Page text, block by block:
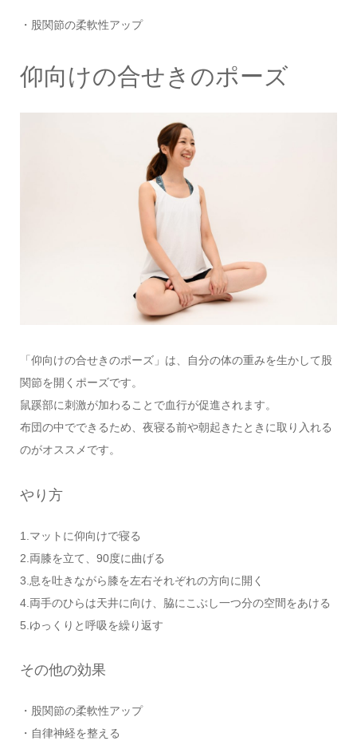
・股関節の柔軟性アップ
仰向けの合せきのポーズ
「仰向けの合せきのポーズ」は、自分の体の重みを生かして股
関節を開くポーズです。
鼠蹊部に刺激が加わることで血行が促進されます。
布団の中でできるため、夜寝る前や朝起きたときに取り入れる
のがオススメです。
やり方
1.マットに仰向けで寝る
2.両膝を立て、90度に曲げる
3.息を吐きながら膝を左右それぞれの方向に開く
4.両手のひらは天井に向け、脇にこぶし一つ分の空間をあける
5.ゆっくりと呼吸を繰り返す
その他の効果
・股関節の柔軟性アップ
・自律神経を整える